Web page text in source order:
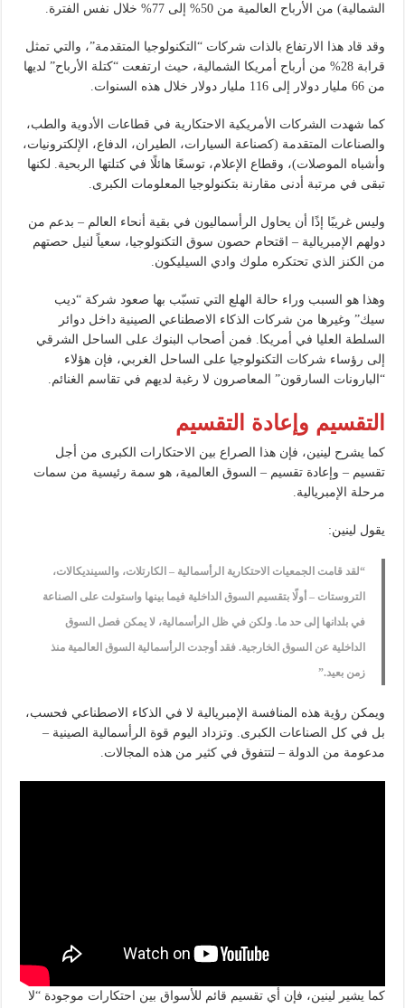
الشمالية) من الأرباح العالمية من 50% إلى 77% خلال نفس الفترة.
وقد قاد هذا الارتفاع بالذات شركات “التكنولوجيا المتقدمة”، والتي تمثل
قرابة 28% من أرباح أمريكا الشمالية، حيث ارتفعت “كتلة الأرباح” لديها
من 66 مليار دولار إلى 116 مليار دولار خلال هذه السنوات.
كما شهدت الشركات الأمريكية الاحتكارية في قطاعات الأدوية والطب،
والصناعات المتقدمة (كصناعة السيارات، الطيران، الدفاع، الإلكترونيات،
وأشباه الموصلات)، وقطاع الإعلام، توسعًا هائلًا في كتلتها الربحية. لكنها
تبقى في مرتبة أدنى مقارنة بتكنولوجيا المعلومات الكبرى.
وليس غريبًا إذًا أن يحاول الرأسماليون في بقية أنحاء العالم – بدعم من
دولهم الإمبريالية – اقتحام حصون سوق التكنولوجيا، سعياً لنيل حصتهم
من الكنز الذي تحتكره ملوك وادي السيليكون.
وهذا هو السبب وراء حالة الهلع التي تسبّب بها صعود شركة “ديب
سيك” وغيرها من شركات الذكاء الاصطناعي الصينية داخل دوائر
السلطة العليا في أمريكا. فمن أصحاب البنوك على الساحل الشرقي
إلى رؤساء شركات التكنولوجيا على الساحل الغربي، فإن هؤلاء
“البارونات السارقون” المعاصرون لا رغبة لديهم في تقاسم الغنائم.
التقسيم وإعادة التقسيم
كما يشرح لينين، فإن هذا الصراع بين الاحتكارات الكبرى من أجل
تقسيم – وإعادة تقسيم – السوق العالمية، هو سمة رئيسية من سمات
مرحلة الإمبريالية.
يقول لينين:
“لقد قامت الجمعيات الاحتكارية الرأسمالية – الكارتلات، والسينديكالات،
التروستات – أولًا بتقسيم السوق الداخلية فيما بينها واستولت على الصناعة
في بلدانها إلى حد ما. ولكن في ظل الرأسمالية، لا يمكن فصل السوق
الداخلية عن السوق الخارجية. فقد أوجدت الرأسمالية السوق العالمية منذ
زمن بعيد.”
ويمكن رؤية هذه المنافسة الإمبريالية لا في الذكاء الاصطناعي فحسب،
بل في كل الصناعات الكبرى. وتزداد اليوم قوة الرأسمالية الصينية –
مدعومة من الدولة – لتتفوق في كثير من هذه المجالات.
كما يشير لينين، فإن أي تقسيم قائم للأسواق بين احتكارات موجودة “لا